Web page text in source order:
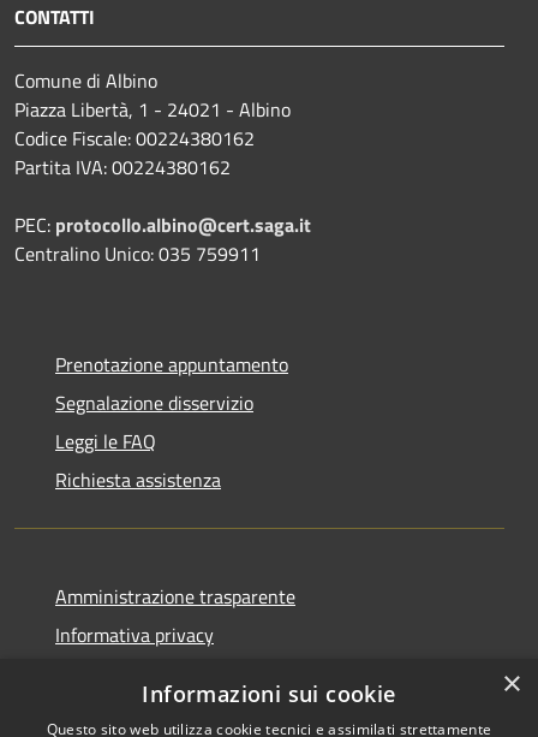
CONTATTI
Comune di Albino
Piazza Libertà, 1 - 24021 - Albino
Codice Fiscale: 00224380162
Partita IVA: 00224380162
PEC: protocollo.albino@cert.saga.it
Centralino Unico: 035 759911
Prenotazione appuntamento
Segnalazione disservizio
Leggi le FAQ
Richiesta assistenza
Amministrazione trasparente
Informativa privacy
Dichiarazione di accessibilità
×
Informazioni sui cookie
Questo sito web utilizza cookie tecnici e assimilati strettamente